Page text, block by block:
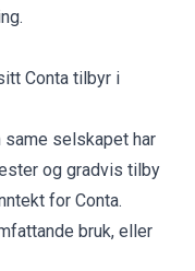
Conta tilbyr i
same selskapet har
og gradvis tilby
for Conta.
bruk, eller